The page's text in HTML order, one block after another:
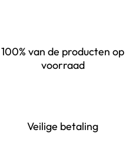
100% van de producten op
voorraad
Veilige betaling